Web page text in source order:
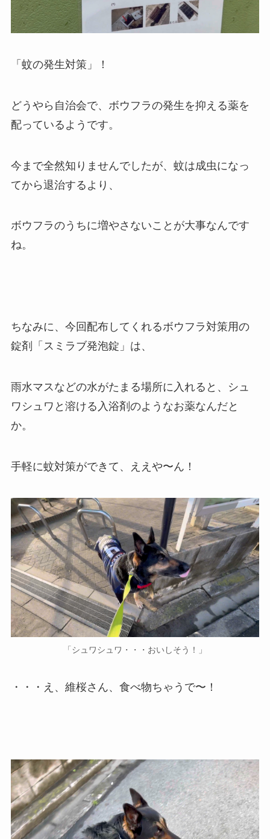
「蚊の発生対策」！
どうやら自治会で、ボウフラの発生を抑える薬を
配っているようです。
今まで全然知りませんでしたが、蚊は成虫になっ
てから退治するより、
ボウフラのうちに増やさないことが大事なんです
ね。
ちなみに、今回配布してくれるボウフラ対策用の
錠剤「スミラブ発泡錠」は、
雨水マスなどの水がたまる場所に入れると、シュ
ワシュワと溶ける入浴剤のようなお薬なんだと
か。
手軽に蚊対策ができて、ええや〜ん！
「シュワシュワ・・・おいしそう！」
・・・え、維桜さん、食べ物ちゃうで〜！